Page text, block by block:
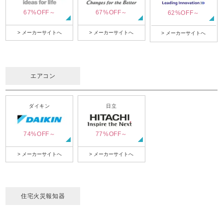
67%OFF～
> メーカーサイトへ
67%OFF～
> メーカーサイトへ
62%OFF～
> メーカーサイトへ
エアコン
ダイキン
74%OFF～
> メーカーサイトへ
日立
77%OFF～
> メーカーサイトへ
住宅火災報知器